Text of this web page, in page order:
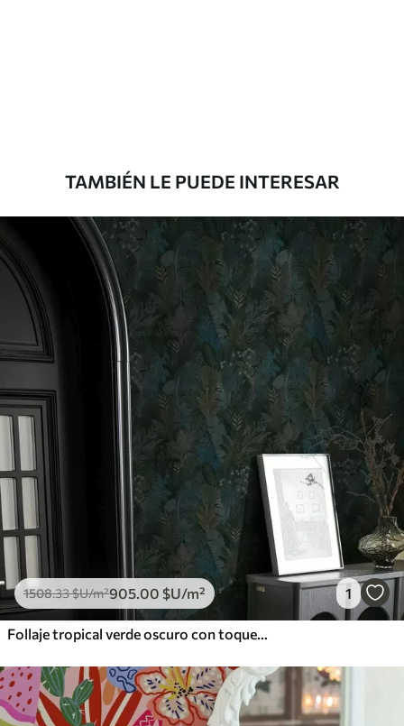
$U
Premium
1085 .00 $U
Vinilo Premium
1990 1194 .00 $U /m²
TAMBIÉN LE PUEDE INTERESAR
1508.33$U/m²905.00 $U/m² 1
Follaje tropical verde oscuro con toques azules